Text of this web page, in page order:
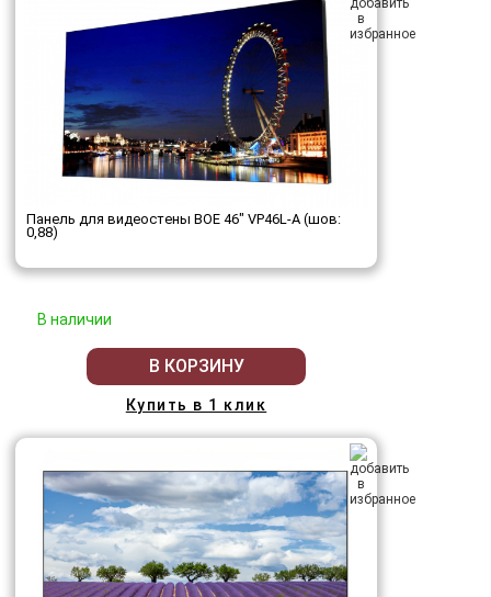
Панель для видеостены BOE 46" VP46L-A (шов:
0,88)
В наличии
В КОРЗИНУ
Купить в 1 клик